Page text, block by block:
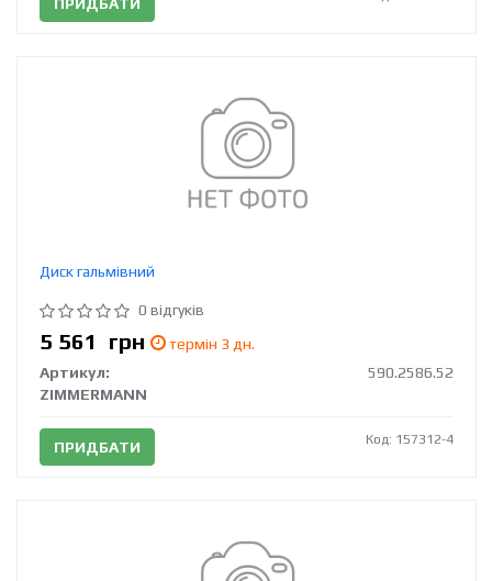
Диск гальмівний
0 відгуків
5 561 грн
термін 3 дн.
Артикул:
590.2586.52
ZIMMERMANN
ПРИДБАТИ Код: 157312-4